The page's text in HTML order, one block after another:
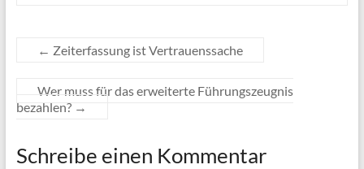
← Zeiterfassung ist Vertrauenssache
Wer muss für das erweiterte Führungszeugnis
bezahlen? →
Schreibe einen Kommentar